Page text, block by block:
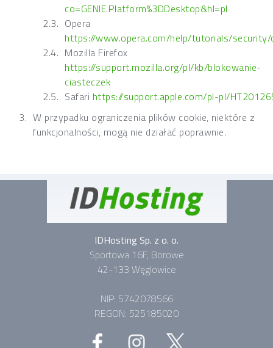
co=GENIE.Platform%3DDesktop&hl=pl
Opera
https://www.opera.com/help/tutorials/
Mozilla Firefox
https://support.mozilla.org/pl/kb/blokowanie-
ciasteczek
Safari https://support.apple.com/pl-pl/
W przypadku ograniczenia plików cookie, niektóre z
funkcjonalności, mogą nie działać poprawnie.
IDHosting Sp. z o. o.
Sportowa 16F, Borowe
42-133 Węglowice
NIP: 5742078566
REGON: 525185020